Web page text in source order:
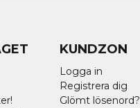
KUNDZON
Logga in
Registrera dig
Glömt lösenord?